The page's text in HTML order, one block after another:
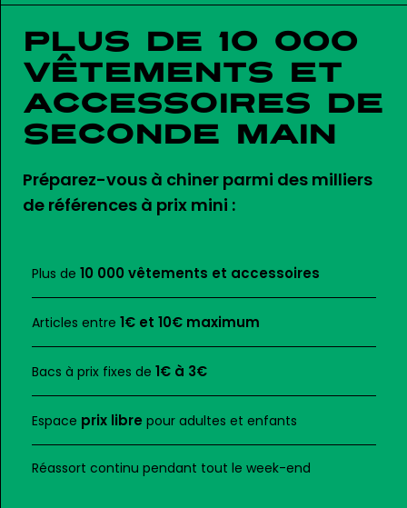
Plus de 10 000
vêtements et
accessoires de
seconde main
Préparez-vous à chiner parmi des milliers
de références à prix mini :
Plus de 10 000 vêtements et accessoires
Articles entre 1€ et 10€ maximum
Bacs à prix fixes de 1€ à 3€
Espace prix libre pour adultes et enfants
Réassort continu pendant tout le week-end